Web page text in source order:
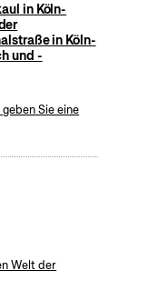
in Köln-
in Köln-
und -
Sie eine
Welt der